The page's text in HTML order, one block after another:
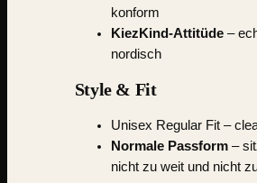
konform
KiezKind-Attitüde–
nordisch
Style & Fit
Unisex Regular Fit –
Normale Passform–
nicht zu weit und nicht